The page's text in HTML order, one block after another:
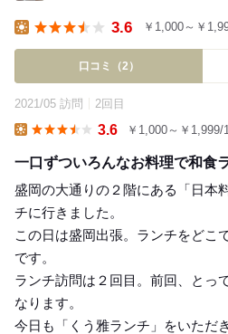
3.6 ￥1,000～￥
口コミ（2）
2021/05 訪問 2回目
3.6 ￥1,000～￥1,999/
一口ずついろんなお料理で和食
盛岡の大通りの２階にある「日
チに行きました。
この日は盛岡出張。ランチをどこ
です。
ランチ訪問は２回目。前回、とっ
なります。
今日も「くう雅ランチ」をいただ